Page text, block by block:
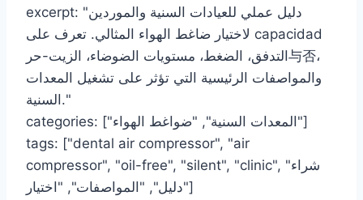
excerpt: "دليل عملي للعيادات السنية والموردين
لاختيار ضاغط الهواء المثالي. تعرف على capacidad
التدفق، الضغط، مستويات الضوضاء، الزيت-حر与否،
والمواصفات الرئيسية التي تؤثر على تشغيل المعدات
السنية."
categories: ["المعدات السنية", "ضواغط الهواء"]
tags: ["dental air compressor", "air
compressor", "oil-free", "silent", "clinic", "شراء
دليل", "المواصفات", "اختيار"]